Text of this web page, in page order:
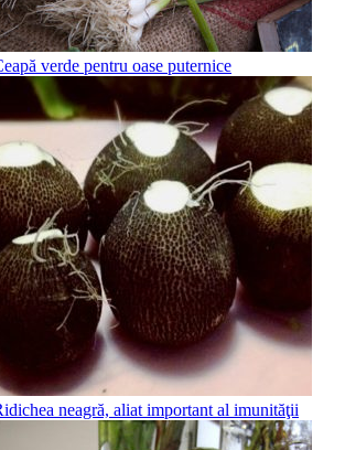
verde pentru oase puternice
neagră, aliat important al imunităţii